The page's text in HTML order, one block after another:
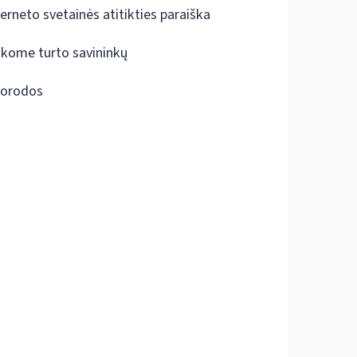
svetainės atitikties paraiška
turto savininkų